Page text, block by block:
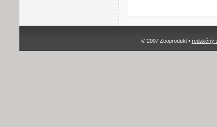
© 2007 Zooprodukt • redakčný